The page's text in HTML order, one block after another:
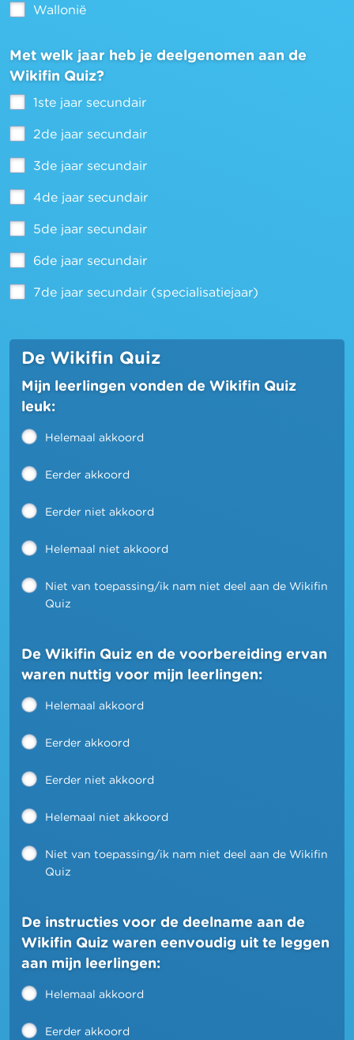
Wallonië
Met welk jaar heb je deelgenomen aan de
Wikifin Quiz?
1ste jaar secundair
2de jaar secundair
3de jaar secundair
4de jaar secundair
5de jaar secundair
6de jaar secundair
7de jaar secundair (specialisatiejaar)
De Wikifin Quiz
Mijn leerlingen vonden de Wikifin Quiz
leuk:
Helemaal akkoord
Eerder akkoord
Eerder niet akkoord
Helemaal niet akkoord
Niet van toepassing/ik nam niet deel aan de Wikifin
Quiz
De Wikifin Quiz en de voorbereiding ervan
waren nuttig voor mijn leerlingen:
Helemaal akkoord
Eerder akkoord
Eerder niet akkoord
Helemaal niet akkoord
Niet van toepassing/ik nam niet deel aan de Wikifin
Quiz
De instructies voor de deelname aan de
Wikifin Quiz waren eenvoudig uit te leggen
aan mijn leerlingen:
Helemaal akkoord
Eerder akkoord